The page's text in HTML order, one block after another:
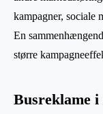
kampagner, sociale
En
større
Busreklame